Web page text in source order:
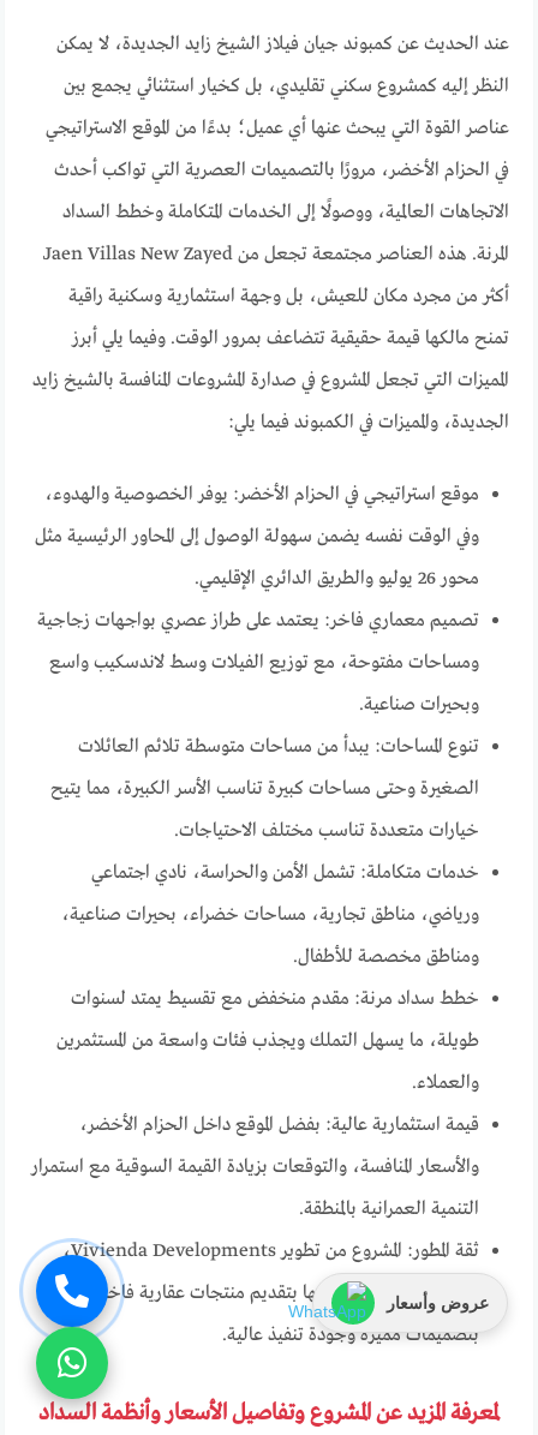
عند الحديث عن كمبوند جيان فيلاز الشيخ زايد الجديدة، لا يمكن
النظر إليه كمشروع سكني تقليدي، بل كخيار استثنائي يجمع بين
عناصر القوة التي يبحث عنها أي عميل؛ بدءًا من الموقع الاستراتيجي
في الحزام الأخضر، مرورًا بالتصميمات العصرية التي تواكب أحدث
الاتجاهات العالمية، ووصولًا إلى الخدمات المتكاملة وخطط السداد
المرنة. هذه العناصر مجتمعة تجعل من Jaen Villas New Zayed
أكثر من مجرد مكان للعيش، بل وجهة استثمارية وسكنية راقية
تمنح مالكها قيمة حقيقية تتضاعف بمرور الوقت. وفيما يلي أبرز
المميزات التي تجعل المشروع في صدارة المشروعات المنافسة بالشيخ زايد
الجديدة، والمميزات في الكمبوند فيما يلي:
موقع استراتيجي في الحزام الأخضر: يوفر الخصوصية والهدوء،
وفي الوقت نفسه يضمن سهولة الوصول إلى المحاور الرئيسية مثل
محور 26 يوليو والطريق الدائري الإقليمي.
تصميم معماري فاخر: يعتمد على طراز عصري بواجهات زجاجية
ومساحات مفتوحة، مع توزيع الفيلات وسط لاندسكيب واسع
وبحيرات صناعية.
تنوع المساحات: يبدأ من مساحات متوسطة تلائم العائلات
الصغيرة وحتى مساحات كبيرة تناسب الأسر الكبيرة، مما يتيح
خيارات متعددة تناسب مختلف الاحتياجات.
خدمات متكاملة: تشمل الأمن والحراسة، نادي اجتماعي
ورياضي، مناطق تجارية، مساحات خضراء، بحيرات صناعية،
ومناطق مخصصة للأطفال.
خطط سداد مرنة: مقدم منخفض مع تقسيط يمتد لسنوات
طويلة، ما يسهل التملك ويجذب فئات واسعة من المستثمرين
والعملاء.
قيمة استثمارية عالية: بفضل الموقع داخل الحزام الأخضر،
والأسعار المنافسة، والتوقعات بزيادة القيمة السوقية مع استمرار
التنمية العمرانية بالمنطقة.
ثقة المطور: المشروع من تطوير Vivienda Developments،
وهي شركة أثبتت التزامها بتقديم منتجات عقارية فاخرة
بتصميمات مميزة وجودة تنفيذ عالية.
لمعرفة المزيد عن المشروع وتفاصيل الأسعار وأنظمة السداد
عروض وأسعار